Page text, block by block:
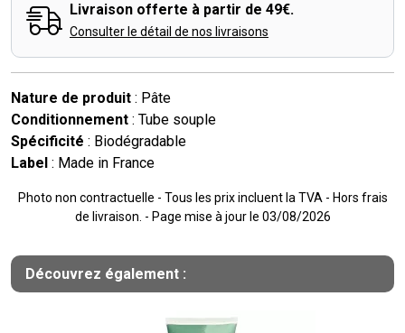
Livraison offerte à partir de 49€.
Consulter le détail de nos livraisons
Nature de produit : Pâte
Conditionnement : Tube souple
Spécificité : Biodégradable
Label : Made in France
Photo non contractuelle - Tous les prix incluent la TVA - Hors frais
de livraison. - Page mise à jour le 03/08/2026
Découvrez également :